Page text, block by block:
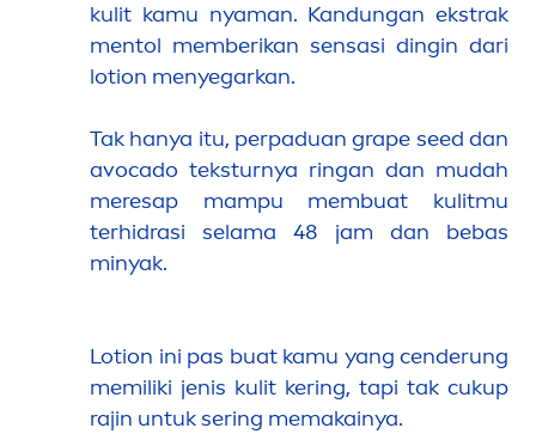
kulit kamu nyaman. Kandungan ekstrak
mentol memberikan sensasi dingin dari
lotion menyegarkan.
Tak hanya itu, perpaduan grape seed dan
avocado teksturnya ringan dan mudah
meresap mampu membuat kulitmu
terhidrasi selama 48 jam dan bebas
minyak.
Lotion ini pas buat kamu yang cenderung
memiliki jenis kulit kering, tapi tak cukup
rajin untuk sering memakainya.